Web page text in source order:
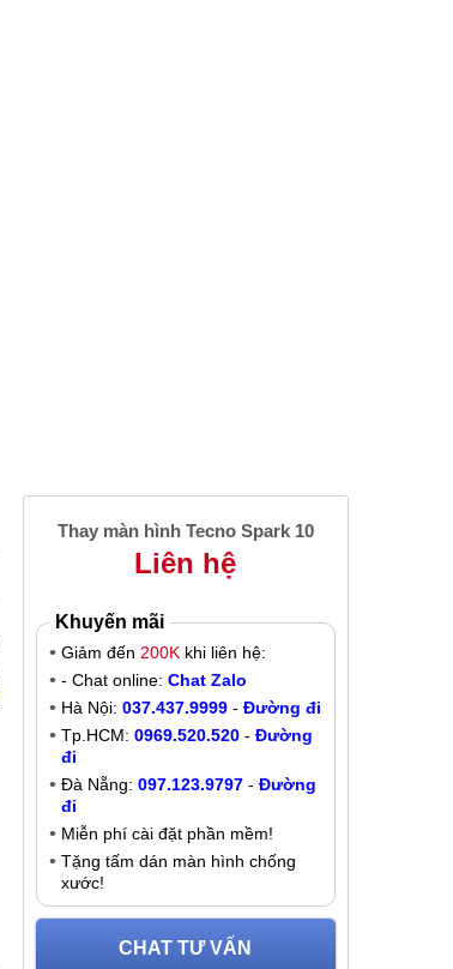
Thay màn hình Tecno Spark 10
Liên hệ
Khuyến mãi
Giảm đến 200Kkhi liên hệ:
- Chat online: Chat Zalo
Hà Nội: 037.437.9999- Đường đi
Tp.HCM: 0969.520.520- Đường
đi
Đà Nẵng: 097.123.9797- Đường
đi
Miễn phí cài đặt phần mềm!
Tặng tấm dán màn hình chống
xước!
CHAT TƯ VẤN